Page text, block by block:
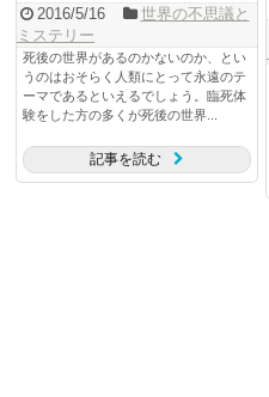
2016/5/16
世界の不思議と
ミステリー
死後の世界があるのかないのか、とい
うのはおそらく人類にとって永遠のテ
ーマであるといえるでしょう。臨死体
験をした方の多くが死後の世界...
記事を読む